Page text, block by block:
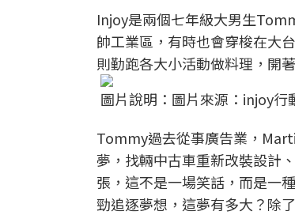
Injoy是兩個七年級大男生
帥工業區，有時也會穿梭在大
則勤跑各大小活動做料理，開
圖片說明：圖片來源：injoy行
Tommy過去從事廣告業，
夢，找輛中古車重新改裝設計
張，這不是一場笑話，而是一
勁追逐夢想，這夢有多大？除